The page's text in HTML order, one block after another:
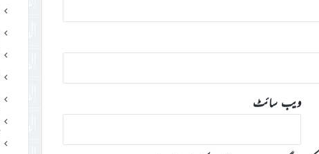
ویب‌ سائٹ